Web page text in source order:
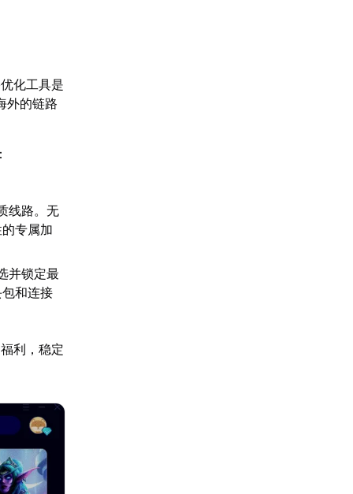
化工具是
外的链路
线路。无
专属加
并锁定最
和连接
利，稳定